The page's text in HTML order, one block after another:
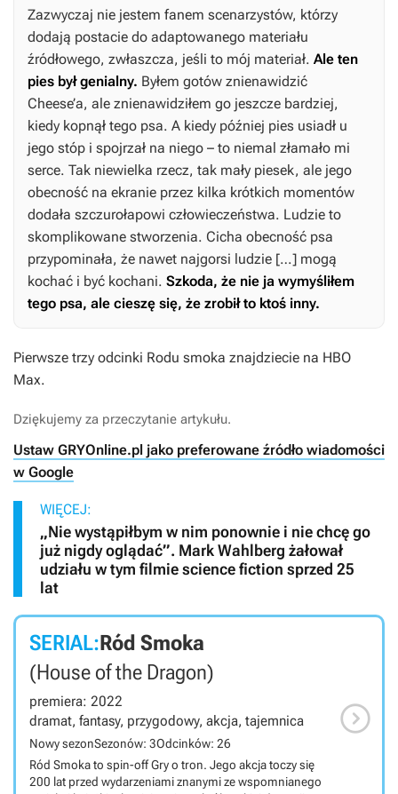
Zazwyczaj nie jestem fanem scenarzystów, którzy
dodają postacie do adaptowanego materiału
źródłowego, zwłaszcza, jeśli to mój materiał. Ale ten
pies był genialny. Byłem gotów znienawidzić
Cheese’a, ale znienawidziłem go jeszcze bardziej,
kiedy kopnął tego psa. A kiedy później pies usiadł u
jego stóp i spojrzał na niego – to niemal złamało mi
serce. Tak niewielka rzecz, tak mały piesek, ale jego
obecność na ekranie przez kilka krótkich momentów
dodała szczurołapowi człowieczeństwa. Ludzie to
skomplikowane stworzenia. Cicha obecność psa
przypominała, że nawet najgorsi ludzie […] mogą
kochać i być kochani. Szkoda, że nie ja wymyśliłem
tego psa, ale cieszę się, że zrobił to ktoś inny.
Pierwsze trzy odcinki Rodu smoka znajdziecie na HBO
Max.
Dziękujemy za przeczytanie artykułu.
Ustaw GRYOnline.pl jako preferowane źródło wiadomości
w Google
WIĘCEJ:
„Nie wystąpiłbym w nim ponownie i nie chcę go
już nigdy oglądać”. Mark Wahlberg żałował
udziału w tym filmie science fiction sprzed 25
lat
SERIAL:Ród Smoka
(House of the Dragon)
premiera: 2022
dramat, fantasy, przygodowy, akcja, tajemnica
Nowy sezonSezonów: 3Odcinków: 26
Ród Smoka to spin-off Gry o tron. Jego akcja toczy się
200 lat przed wydarzeniami znanymi ze wspomnianego
